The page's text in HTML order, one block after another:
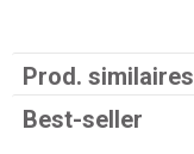
Prod. similaires
Best-seller